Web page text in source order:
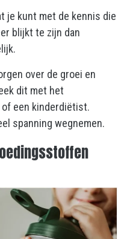
je kunt met de kennis die
blijkt te zijn dan
over de groei en
dit met het
een kinderdiëtist.
spanning wegnemen.